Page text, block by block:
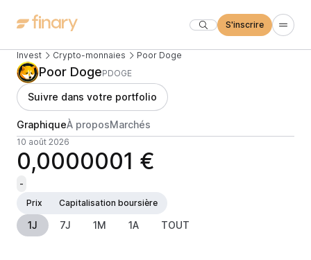
S'inscrire
Invest Crypto-monnaies Poor Doge
Poor DogePDOGE
Suivre dans votre portfolio
GraphiqueÀ proposMarchés
10 août 2026
0,0000001 €
-
Prix
Capitalisation boursière
1J 7J 1M 1A TOUT